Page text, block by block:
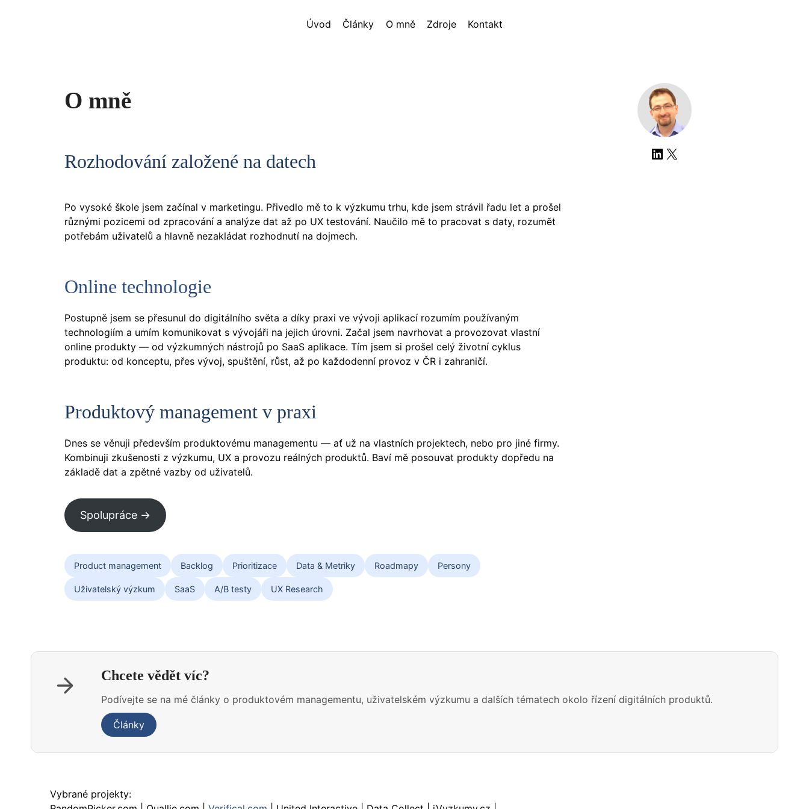
Úvod Články O mně Zdroje Kontakt
O mně
Rozhodování založené na datech
Po vysoké škole jsem začínal v marketingu. Přivedlo mě to k výzkumu trhu, kde jsem strávil řadu let a prošel
různými pozicemi od zpracování a analýze dat až po UX testování. Naučilo mě to pracovat s daty, rozumět
potřebám uživatelů a hlavně nezakládat rozhodnutí na dojmech.
Online technologie
Postupně jsem se přesunul do digitálního světa a díky praxi ve vývoji aplikací rozumím používaným
technologiím a umím komunikovat s vývojáři na jejich úrovni. Začal jsem navrhovat a provozovat vlastní
online produkty — od výzkumných nástrojů po SaaS aplikace. Tím jsem si prošel celý životní cyklus
produktu: od konceptu, přes vývoj, spuštění, růst, až po každodenní provoz v ČR i zahraničí.
Produktový management v praxi
Dnes se věnuji především produktovému managementu — ať už na vlastních projektech, nebo pro jiné firmy.
Kombinuji zkušenosti z výzkumu, UX a provozu reálných produktů. Baví mě posouvat produkty dopředu na
základě dat a zpětné vazby od uživatelů.
Spolupráce ->
Product management Backlog Prioritizace Data & Metriky Roadmapy Persony
Uživatelský výzkum SaaS A/B testy UX Research
LinkedIn X
Chcete vědět víc?
Podívejte se na mé články o produktovém managementu, uživatelském výzkumu a dalších tématech okolo řízení digitálních produktů.
Články
Vybrané projekty: